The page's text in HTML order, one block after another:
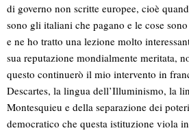
di governo non scritte europee, cioè
sono gli italiani che pagano e le cose
e ne ho tratto una lezione molto
sua reputazione mondialmente meritata,
questo continuerò il mio intervento in
Descartes, la lingua dell’Illuminismo, la
Montesquieu e della separazione dei
democratico che questa istituzione viola